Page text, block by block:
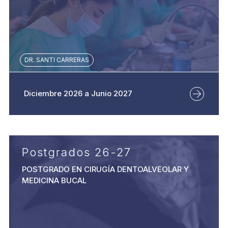
web, quienes pueden combinarla con otra información
que les haya proporcionado o que hayan recopilado a
partir del uso que haya hecho de sus servicios.
DR. SANTI CARRERAS
Diciembre 2026 a Junio 2027
Postgrados 26-27
POSTGRADO EN CIRUGÍA DENTOALVEOLAR Y
MEDICINA BUCAL